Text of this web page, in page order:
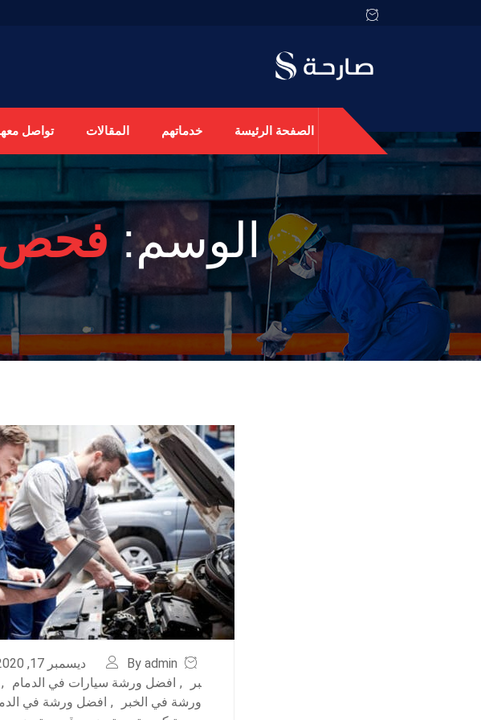
الصفحة الرئيسة خدماتهم المقالات تواصل
الوسم: فحص
By admin ديسمبر 17, 2020
بر
, افضل ورشة سيارات في الدمام ,
ورشة في الخبر
, افضل ورشة في